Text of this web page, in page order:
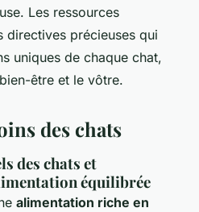
Les ressources
précieuses qui
uniques de chaque chat,
être et le vôtre.
des chats
des chats et
équilibrée
alimentation riche en